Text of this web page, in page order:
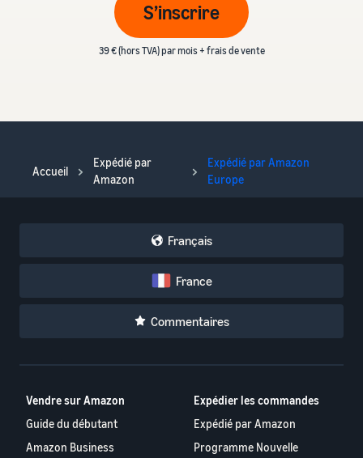
S’inscrire
39 € (hors TVA) par mois + frais de vente
Accueil
Expédié par
Amazon
Expédié par Amazon
Europe
Français
France
Commentaires
Vendre sur Amazon
Guide du débutant
Amazon Business
Expédier les commandes
Expédié par Amazon
Programme Nouvelle